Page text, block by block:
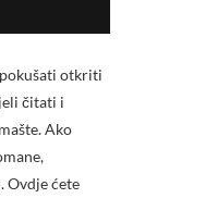
otkriti
čitati i
Ako
Ovdje ćete